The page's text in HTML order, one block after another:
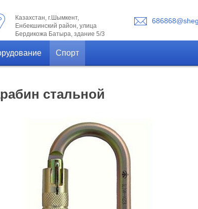
Казахстан, г.Шымкент,
Енбекшинский район, улица
Бердикожа Батыра, здание 5/3
Спорт
стальной